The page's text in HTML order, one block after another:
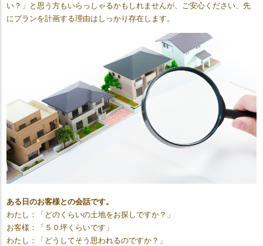
い？」と思う方もいらっしゃるかもしれませんが、ご安心ください、先
にプランを計画する理由はしっかり存在します。
ある日のお客様との会話です。
わたし：「どのくらいの土地をお探しですか？」
お客様：「５０坪くらいです」
わたし：「どうしてそう思われるのですか？」